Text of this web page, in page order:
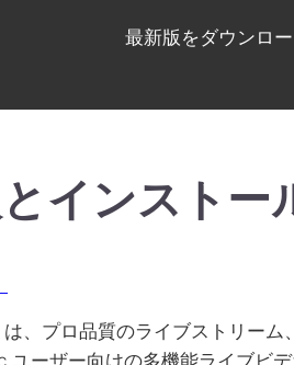
最新版をダウンロ
インストー
、プロ品質のライブストリーム
ユーザー向けの多機能ライブビ